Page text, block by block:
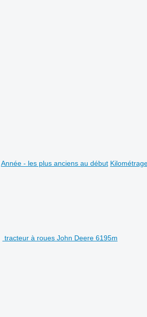
Année - les plus anciens au début
tracteur à roues John Deere 6195m